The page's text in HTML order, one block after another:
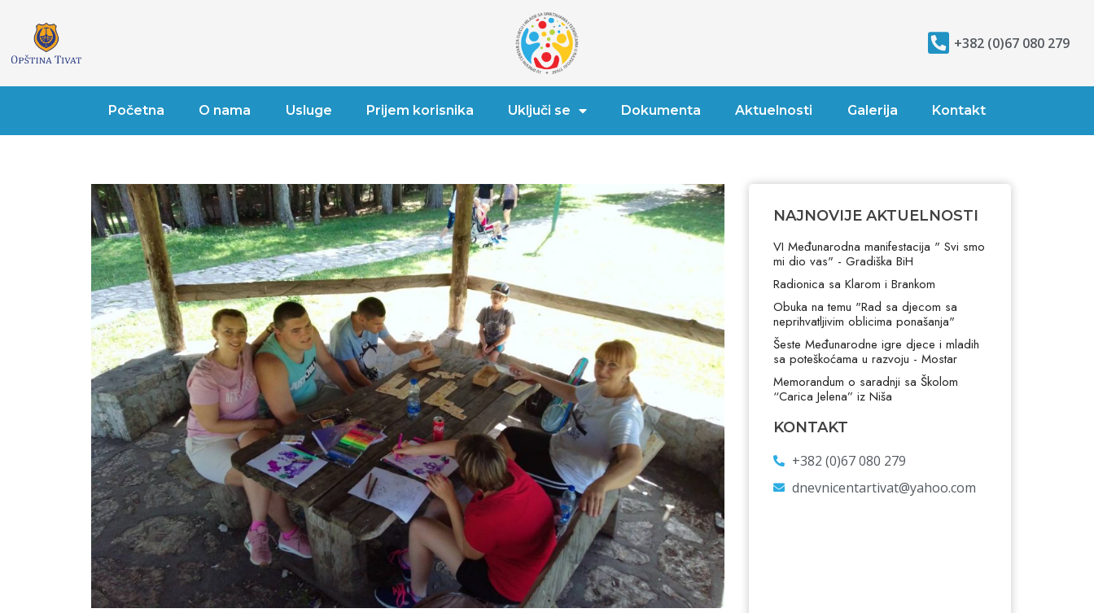
+382 (0)67 080 279
Početna O nama Usluge Prijem korisnika Uključi se Dokumenta Aktuelnosti Galerija Kontakt
NAJNOVIJE AKTUELNOSTI
VI Međunarodna manifestacija " Svi smo
mi dio vas" - Gradiška BiH
Radionica sa Klarom i Brankom
Obuka na temu "Rad sa djecom sa
neprihvatljivim oblicima ponašanja"
Šeste Međunarodne igre djece i mladih
sa poteškoćama u razvoju - Mostar
Memorandum o saradnji sa Školom
“Carica Jelena” iz Niša
KONTAKT
+382 (0)67 080 279
dnevnicentartivat@yahoo.com